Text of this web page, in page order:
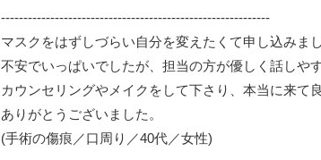
------------------------------------------------------------
マスクをはずしづらい自分を変えたくて申し込みまし
不安でいっぱいでしたが、担当の方が優しく話しや
カウンセリングやメイクをして下さり、本当に来て
ありがとうございました。
(手術の傷痕／口周り／40代／女性)